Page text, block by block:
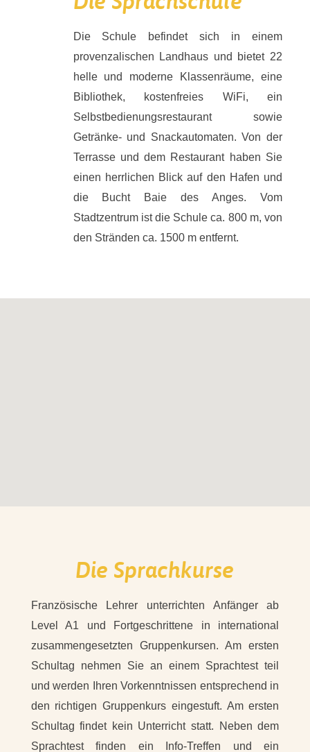
Die Schule befindet sich in einem
provenzalischen Landhaus und bietet 22
helle und moderne Klassenräume, eine
Bibliothek, kostenfreies WiFi, ein
Selbstbedienungsrestaurant sowie
Getränke- und Snackautomaten. Von der
Terrasse und dem Restaurant haben Sie
einen herrlichen Blick auf den Hafen und
die Bucht Baie des Anges. Vom
Stadtzentrum ist die Schule ca. 800 m, von
den Stränden ca. 1500 m entfernt.
Die Sprachkurse
Französische Lehrer unterrichten Anfänger ab
Level A1 und Fortgeschrittene in international
zusammengesetzten Gruppenkursen. Am ersten
Schultag nehmen Sie an einem Sprachtest teil
und werden Ihren Vorkenntnissen entsprechend in
den richtigen Gruppenkurs eingestuft. Am ersten
Schultag findet kein Unterricht statt. Neben dem
Sprachtest finden ein Info-Treffen und ein